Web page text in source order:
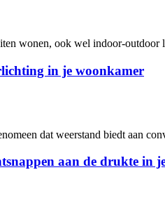
wonen, ook wel indoor-outdoor
in je woonkamer
dat weerstand biedt aan
aan de drukte in